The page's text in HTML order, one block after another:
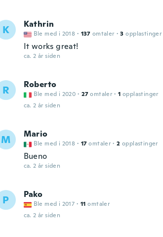
K Kathrin
Ble med i 2018 · 137 omtaler · 3 opplastinger
It works great!
ca. 2 år siden
R Roberto
Ble med i 2020 · 27 omtaler · 1 opplastinger
ca. 2 år siden
M Mario
Ble med i 2018 · 17 omtaler · 2 opplastinger
Bueno
ca. 2 år siden
P Pako
Ble med i 2017 · 11 omtaler
ca. 2 år siden